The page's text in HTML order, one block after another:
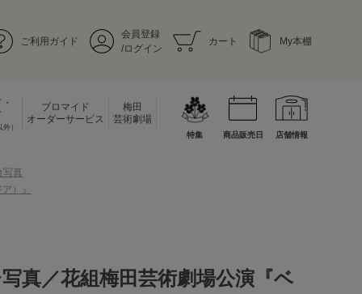
ご利用ガイド
会員登録
/ログイン
カート My本棚
）
ブロマイド
オーダーサービス
梅田
芸術劇場
特集 商品販売日 店舗情報
写真
）』
真／花組梅田芸術劇場公演『ベ